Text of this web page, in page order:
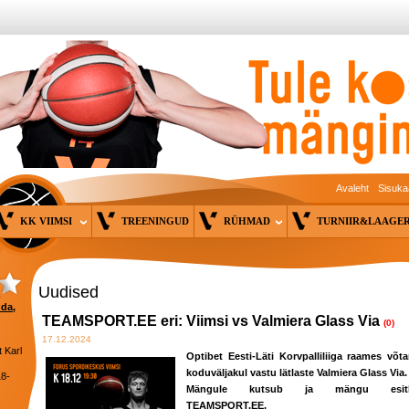
Avaleht
KK VIIMSI TREENINGUD RÜHMAD
Karl
Uudised
TEAMSPORT.EE eri: Viimsi vs Valmiera Glass Via (0)
17.12.2024
Optibet Eesti-Läti Korvpalliliiga raames
koduväljakul vastu lätlaste Valmiera Glass Via.
Mängule kutsub ja mängu
TEAMSPORT.EE.